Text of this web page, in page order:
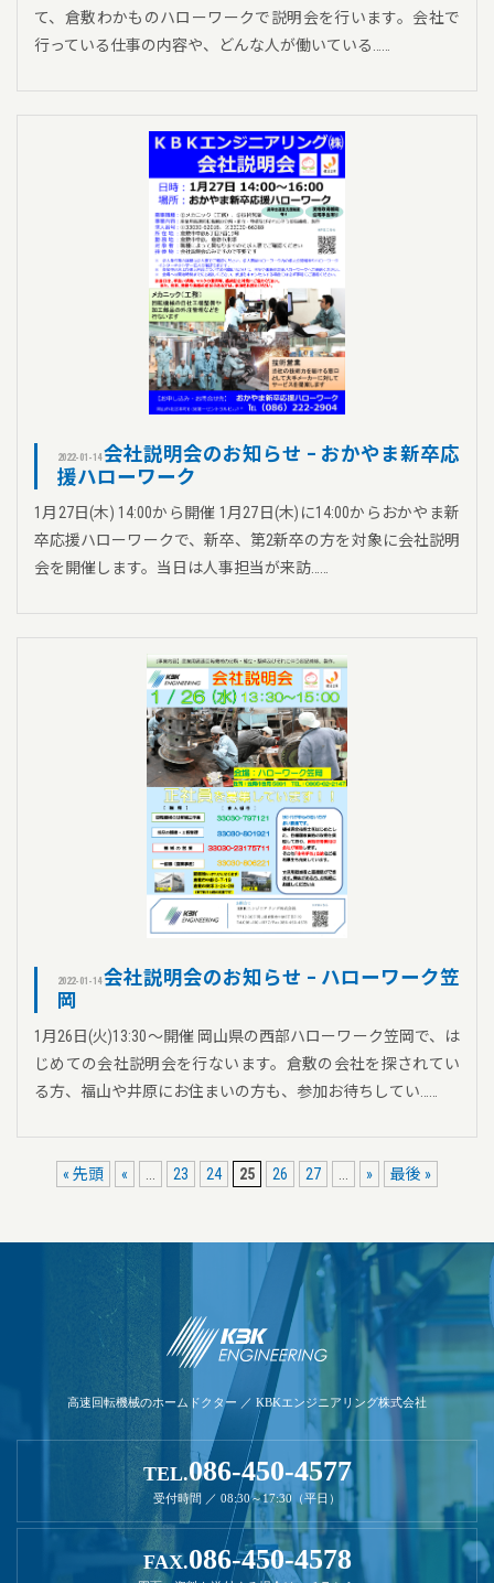
て、倉敷わかものハローワークで説明会を行います。会社で
行っている仕事の内容や、どんな人が働いている……
2022-01-14会社説明会のお知らせ – おかやま新卒応
援ハローワーク
1月27日(木) 14:00から開催 1月27日(木)に14:00からおかやま新
卒応援ハローワークで、新卒、第2新卒の方を対象に会社説明
会を開催します。当日は人事担当が来訪……
2022-01-14会社説明会のお知らせ – ハローワーク笠
岡
1月26日(火)13:30～開催 岡山県の西部ハローワーク笠岡で、は
じめての会社説明会を行ないます。倉敷の会社を探されてい
る方、福山や井原にお住まいの方も、参加お待ちしてい……
« 先頭 « 23 24 25 26 27 » 最後 »
高速回転機械のホームドクター ／ KBKエンジニアリング株式会社
TEL.086-450-4577
受付時間 ／ 08:30～17:30（平日）
FAX.086-450-4578